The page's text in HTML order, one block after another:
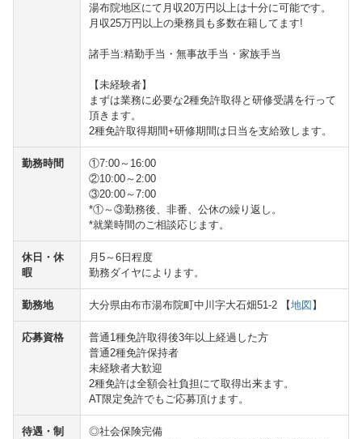
湯布院地区にて月収20万円以上は十分に可能です。
月収25万円以上の乗務員も多数在籍してます!
諸手当:精勤手当・無事故手当・家族手当
【未経験者】
まずは業務に必要な2種免許取得と研修受講を行って
頂きます。
2種免許取得期間+研修期間は日当を支給致します。
勤務時間
①7:00～16:00
②10:00～2:00
③20:00～7:00
*①～③勤務後、非番、公休の繰り返し。
*就業時間のご相談応じます。
休日・休
暇
月5～6日程度
勤務ダイヤによります。
勤務地 大分県由布市湯布院町中川字大石畑51-2 【地図】
応募資格
普通1種免許取得後3年以上経過した方
普通2種免許保持者
未経験者大歓迎
2種免許は全額会社負担にて取得出来ます。
AT限定免許でもご応募頂けます。
待遇・制
◎社会保険完備